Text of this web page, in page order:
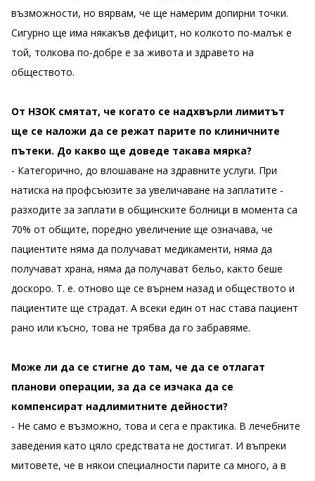
възможности, но вярвам, че ще намерим допирни точки.
Сигурно ще има някакъв дефицит, но колкото по-малък е
той, толкова по-добре е за живота и здравето на
обществото.
От НЗОК смятат, че когато се надхвърли лимитът
ще се наложи да се режат парите по клиничните
пътеки. До какво ще доведе такава мярка?
- Категорично, до влошаване на здравните услуги. При
натиска на профсъюзите за увеличаване на заплатите -
разходите за заплати в общинските болници в момента са
70% от общите, поредно увеличение ще означава, че
пациентите няма да получават медикаменти, няма да
получават храна, няма да получават бельо, както беше
доскоро. Т. е. отново ще се върнем назад и обществото и
пациентите ще страдат. А всеки един от нас става пациент
рано или късно, това не трябва да го забравяме.
Може ли да се стигне до там, че да се отлагат
планови операции, за да се изчака да се
компенсират надлимитните дейности?
- Не само е възможно, това и сега е практика. В лечебните
заведения като цяло средствата не достигат. И въпреки
митовете, че в някои специалности парите са много, а в